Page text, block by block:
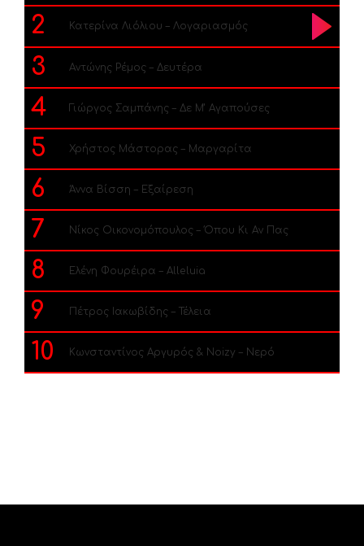
2 Κατερίνα Λιόλιου – Λογαριασμός
3 Αντώνης Ρέμος – Δευτέρα
4 Γιώργος Σαμπάνης – Δε Μ’ Αγαπούσες
5 Χρήστος Μάστορας – Μαργαρίτα
6 Άννα Βίσση – Εξαίρεση
7 Νίκος Οικονομόπουλος – Όπου Κι Αν Πας
8 Ελένη Φουρέιρα – Alleluia
9 Πέτρος Ιακωβίδης – Τέλεια
10 Κωνσταντίνος Αργυρός & Noizy – Νερό